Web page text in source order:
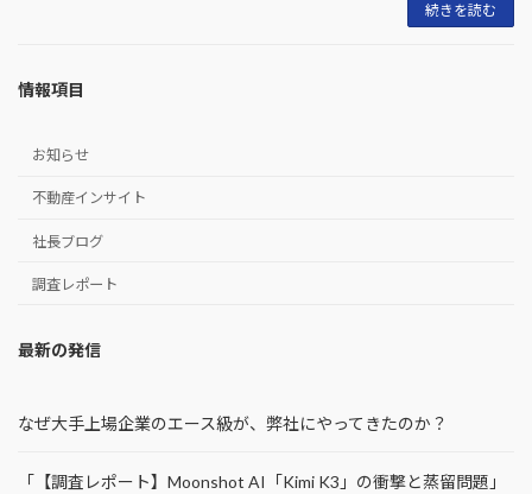
続きを読む
情報項目
お知らせ
不動産インサイト
社長ブログ
調査レポート
最新の発信
なぜ大手上場企業のエース級が、弊社にやってきたのか？
「【調査レポート】Moonshot AI「Kimi K3」の衝撃と蒸留問題」